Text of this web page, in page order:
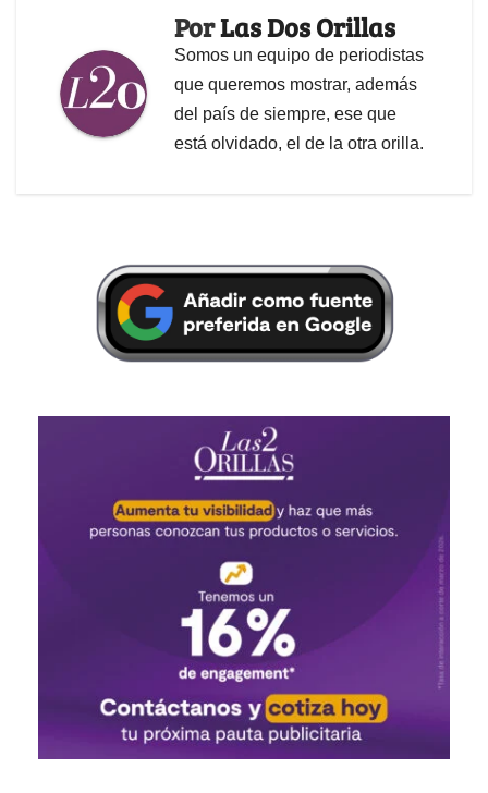
PorLas Dos Orillas
Somos un equipo de periodistas
que queremos mostrar, además
del país de siempre, ese que
está olvidado, el de la otra orilla.